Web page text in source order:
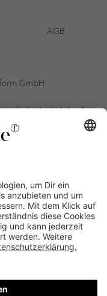
AGB
GmbH
auf alle Artikel der Seite
gelten die in den AGB
Versandkosten. Bei
abweichen. Die
Verfügbarkeit von
Prominenten, die
haben keine der auf
empfohlen oder
in Österreich